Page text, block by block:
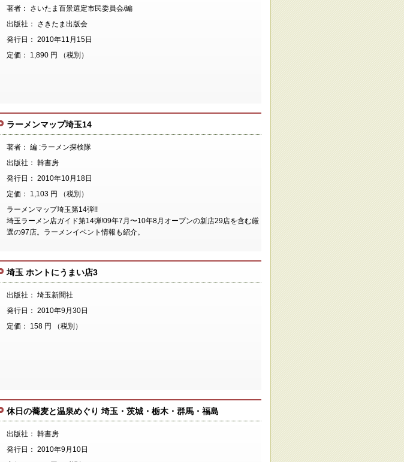
著者： さいたま百景選定市民委員会/編
出版社： さきたま出版会
発行日： 2010年11月15日
定価： 1,890 円 （税別）
ラーメンマップ埼玉14
著者： 編 :ラーメン探検隊
出版社： 幹書房
発行日： 2010年10月18日
定価： 1,103 円 （税別）
ラーメンマップ埼玉第14弾!!
埼玉ラーメン店ガイド第14弾!09年7月〜10年8月オープンの新店29店を含む厳
選の97店。ラーメンイベント情報も紹介。
埼玉 ホントにうまい店3
出版社： 埼玉新聞社
発行日： 2010年9月30日
定価： 158 円 （税別）
休日の蕎麦と温泉めぐり 埼玉・茨城・栃木・群馬・福島
出版社： 幹書房
発行日： 2010年9月10日